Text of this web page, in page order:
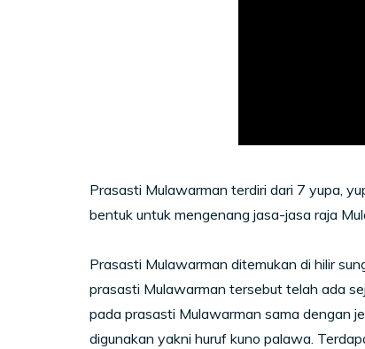
Prasasti Mulawarman terdiri dari 7 yupa,
bentuk untuk mengenang jasa-jasa raja
Prasasti Mulawarman ditemukan di hilir
prasasti Mulawarman tersebut telah ada
pada prasasti Mulawarman sama dengan
digunakan yakni huruf kuno palawa.